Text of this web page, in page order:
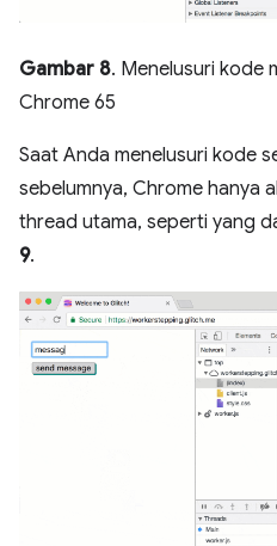
Gambar 8. Menelusuri kode
Chrome 65
Saat Anda menelusuri kode
sebelumnya, Chrome hanya
thread utama, seperti yang
9.